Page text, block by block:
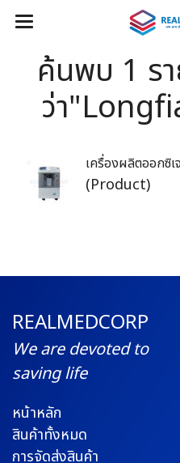
ค้นพบ 1 ร
ว่า
เครื่องผลิตออกซิ
(Product)
REALMEDCORP
We are devoted to
saving life
หน้าหลัก
สินค้าทั้งหมด
การจัดส่งสินค้า